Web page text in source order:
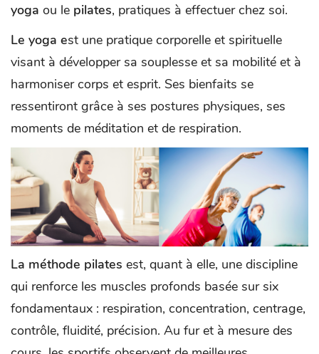
yoga ou le pilates, pratiques à effectuer chez soi.
Le yoga est une pratique corporelle et spirituelle
visant à développer sa souplesse et sa mobilité et à
harmoniser corps et esprit. Ses bienfaits se
ressentiront grâce à ses postures physiques, ses
moments de méditation et de respiration.
La méthode pilates est, quant à elle, une discipline
qui renforce les muscles profonds basée sur six
fondamentaux : respiration, concentration, centrage,
contrôle, fluidité, précision. Au fur et à mesure des